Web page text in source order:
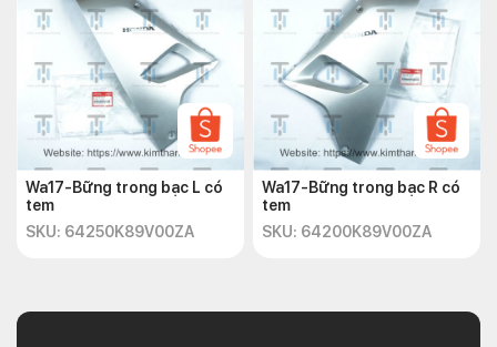
Wa17-Bững trong bạc L có
tem
SKU: 64250K89V00ZA
Wa17-Bững trong bạc R có
tem
SKU: 64200K89V00ZA